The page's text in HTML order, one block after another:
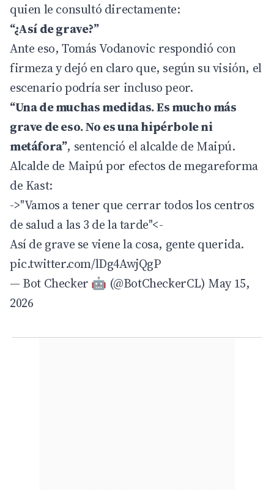
quien le consultó directamente:
“¿Así de grave?”
Ante eso, Tomás Vodanovic respondió con
firmeza y dejó en claro que, según su visión, el
escenario podría ser incluso peor.
“Una de muchas medidas. Es mucho más
grave de eso. No es una hipérbole ni
metáfora”, sentenció el alcalde de Maipú.
Alcalde de Maipú por efectos de megareforma
de Kast:
->"Vamos a tener que cerrar todos los centros
de salud a las 3 de la tarde"<-
Así de grave se viene la cosa, gente querida.
pic.twitter.com/lDg4AwjQgP
— Bot Checker 🤖 (@BotCheckerCL) May 15,
2026